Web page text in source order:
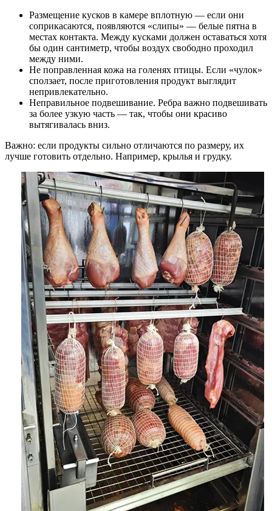
Размещение кусков в камере вплотную — если они
соприкасаются, появляются «слипы» — белые пятна в
местах контакта. Между кусками должен оставаться хотя
бы один сантиметр, чтобы воздух свободно проходил
между ними.
Не поправленная кожа на голенях птицы. Если «чулок»
сползает, после приготовления продукт выглядит
непривлекательно.
Неправильное подвешивание. Ребра важно подвешивать
за более узкую часть — так, чтобы они красиво
вытягивалась вниз.
Важно: если продукты сильно отличаются по размеру, их
лучше готовить отдельно. Например, крылья и грудку.